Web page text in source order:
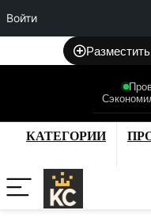
Войти
КАТЕГОРИИ